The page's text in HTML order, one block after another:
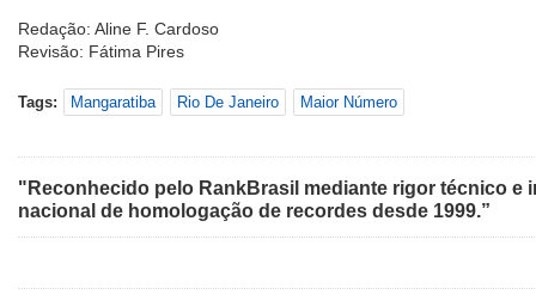
Redação: Aline F. Cardoso
Revisão: Fátima Pires
Tags: Mangaratiba Rio De Janeiro Maior Número
"Reconhecido pelo RankBrasil mediante rigor técnico e
nacional de homologação de recordes desde 1999.”